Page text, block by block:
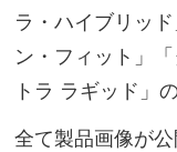
ラ・ハイブリッ
ン・フィット」
トラ ラギッド」
全て製品画像が